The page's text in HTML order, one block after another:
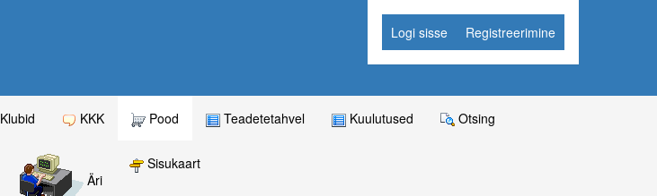
Logi sisse Registreerimine
Klubid KKK Pood Teadetetahvel Kuulutused Otsing
Äri
Sisukaart